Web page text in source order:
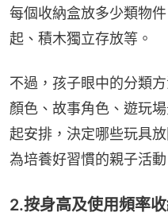
每個收納盒放多少類物
起、積木獨立存放等。
不過，孩子眼中的分類
顏色、故事角色、遊玩
起安排，決定哪些玩具
為培養好習慣的親子活動
2.按身高及使用頻率